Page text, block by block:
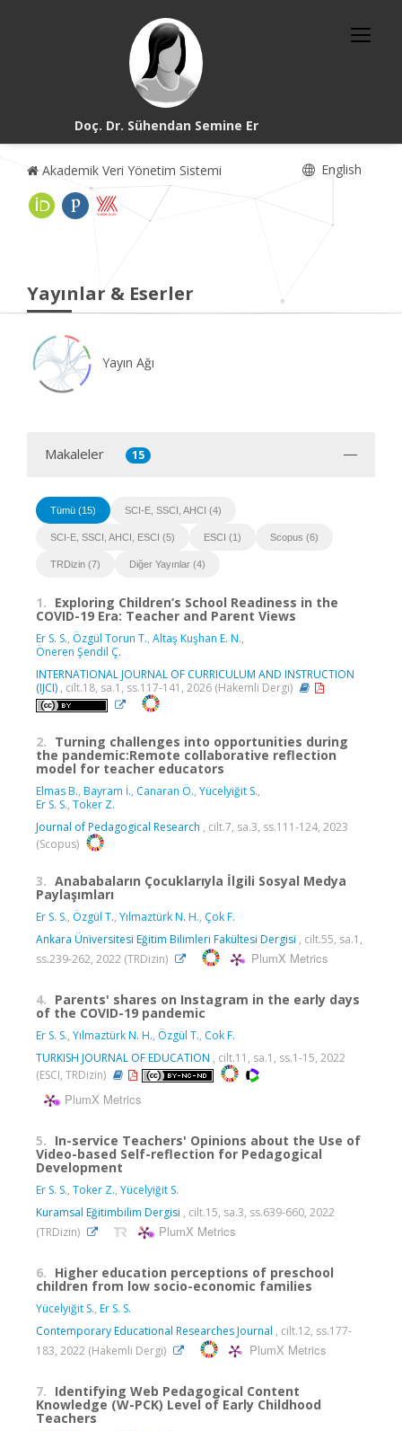
Doç. Dr. Sühendan Semine Er
Akademik Veri Yönetim Sistemi English
Yayınlar & Eserler
Yayın Ağı
Makaleler 15
Tümü (15) SCI-E, SSCI, AHCI (4)
SCI-E, SSCI, AHCI, ESCI (5) ESCI (1) Scopus (6)
TRDizin (7) Diğer Yayınlar (4)
1. Exploring Children’s School Readiness in the
COVID-19 Era: Teacher and Parent Views
Er S. S., Özgül Torun T., Altaş Kuşhan E. N.,
Öneren Şendil Ç.
INTERNATIONAL JOURNAL OF CURRICULUM AND INSTRUCTION
(IJCI) , cilt.18, sa.1, ss.117-141, 2026 (Hakemli Dergi)
2. Turning challenges into opportunities during
the pandemic:Remote collaborative reflection
model for teacher educators
Elmas B., Bayram İ., Canaran Ö., Yücelyiğit S.,
Er S. S., Toker Z.
Journal of Pedagogical Research , cilt.7, sa.3, ss.111-124, 2023
(Scopus)
3. Anababaların Çocuklarıyla İlgili Sosyal Medya
Paylaşımları
Er S. S., Özgül T., Yılmaztürk N. H., Çok F.
Ankara Üniversitesi Eğitim Bilimleri Fakültesi Dergisi , cilt.55, sa.1,
ss.239-262, 2022 (TRDizin)
PlumX Metrics
4. Parents' shares on Instagram in the early days
of the COVID-19 pandemic
Er S. S., Yılmaztürk N. H., Özgül T., Cok F.
TURKISH JOURNAL OF EDUCATION , cilt.11, sa.1, ss.1-15, 2022
(ESCI, TRDizin)
PlumX Metrics
5. In-service Teachers' Opinions about the Use of
Video-based Self-reflection for Pedagogical
Development
Er S. S., Toker Z., Yücelyiğit S.
Kuramsal Eğitimbilim Dergisi , cilt.15, sa.3, ss.639-660, 2022
(TRDizin)
PlumX Metrics
6. Higher education perceptions of preschool
children from low socio-economic families
Yücelyiğit S., Er S. S.
Contemporary Educational Researches Journal , cilt.12, ss.177-
183, 2022 (Hakemli Dergi)
PlumX Metrics
7. Identifying Web Pedagogical Content
Knowledge (W-PCK) Level of Early Childhood
Teachers